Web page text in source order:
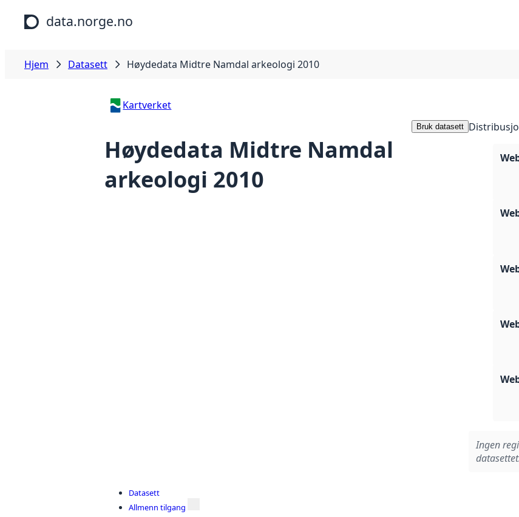
Hopp til hovedinnhold
data.norge.no
Hjem Datasett Høydedata Midtre Namdal arkeologi 2010
Kartverket
Høydedata Midtre Namdal
arkeologi 2010
Bruk datasett
Ingen
Datasett
Allmenn tilgang